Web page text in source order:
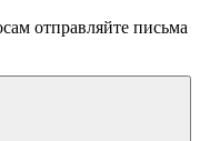
отправляйте письма